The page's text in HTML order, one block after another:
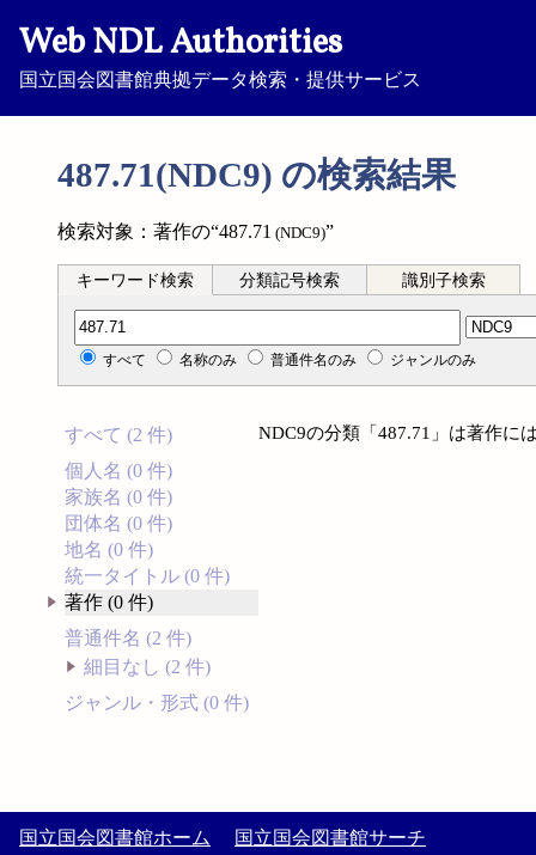
Web NDL Authorities
国立国会図書館典拠データ検索・提供サービス
487.71(NDC9) の検索結果
検索対象：著作の“487.71 (NDC9)”
キーワード検索 分類記号検索 識別子検索
分類記号検索
すべて 名称のみ 普通件名のみ ジャンルのみ
すべて (2 件)
個人名 (0 件)
家族名 (0 件)
団体名 (0 件)
地名 (0 件)
統一タイトル (0 件)
著作 (0 件)
普通件名 (2 件)
細目なし (2 件)
ジャンル・形式 (0 件)
NDC9の分類「487.71」は著作に
国立国会図書館ホーム 国立国会図書館サーチ